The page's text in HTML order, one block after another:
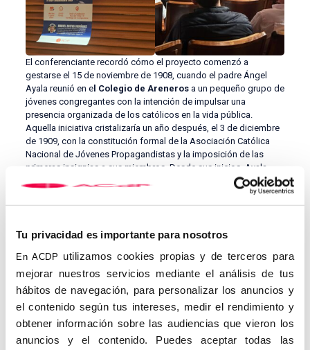
Tu privacidad es importante para nosotros
En ACDP utilizamos cookies propias y de terceros para
mejorar nuestros servicios mediante el análisis de tus
hábitos de navegación, para personalizar los anuncios y
el contenido según tus intereses, medir el rendimiento y
obtener información sobre las audiencias que vieron los
anuncios y el contenido. Puedes aceptar todas las
El conferenciante recordó cómo el proyecto comenzó a
gestarse el 15 de noviembre de 1908, cuando el padre Ángel
Ayala reunió en el Colegio de Areneros a un pequeño grupo de
jóvenes congregantes con la intención de impulsar una
presencia organizada de los católicos en la vida pública.
Aquella iniciativa cristalizaría un año después, el 3 de diciembre
de 1909, con la constitución formal de la Asociación Católica
Nacional de Jóvenes Propagandistas y la imposición de las
primeras insignias a sus miembros. Desde sus inicios, Ayala
concibió esta obra como una asociación de laicos llamada a
formar lo que él denominaba una «aristocracia del espíritu»:
personas con una sólida vida interior, una esmerada preparación
La práctica de las virtudes teologales —fe, esperanza y caridad—
y de las virtudes cardinales —prudencia, justicia, fortaleza y
templanza—, junto con el ejercicio de las obras de misericordia,
Todo ello debía sostenerse en una intensa vida de oración y en
una actitud de compromiso activo en la defensa de la Iglesia y
de su presencia en la sociedad.
Otro de los aspectos destacados de la conferencia fue la